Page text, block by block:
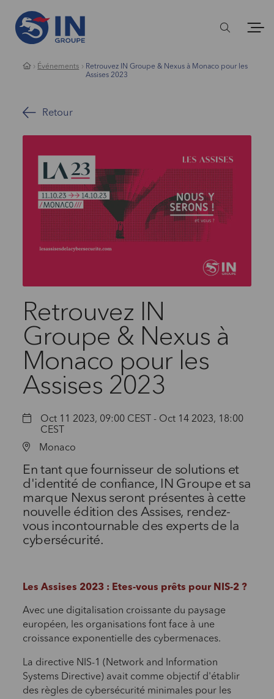
Événements
Retrouvez IN Groupe & Nexus à Monaco pour les
Assises 2023
Retour
Retrouvez IN
Groupe & Nexus à
Monaco pour les
Assises 2023
Oct 11 2023, 09:00 CEST - Oct 14 2023, 18:00
CEST
Monaco
En tant que fournisseur de solutions et
d'identité de confiance, IN Groupe et sa
marque Nexus seront présentes à cette
nouvelle édition des Assises, rendez-
vous incontournable des experts de la
cybersécurité.
Les Assises 2023 : Etes-vous prêts pour NIS-2 ?
Avec une digitalisation croissante du paysage
européen, les organisations font face à une
croissance exponentielle des cybermenaces.
La directive NIS-1 (Network and Information
Systems Directive) avait comme objectif d'établir
des règles de cybersécurité minimales pour les